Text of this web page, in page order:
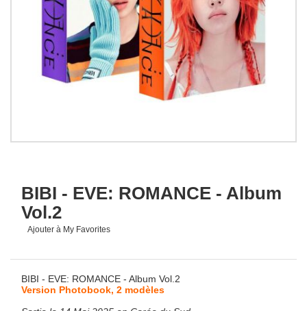
BIBI - EVE: ROMANCE - Album
Vol.2
Ajouter à My Favorites
BIBI - EVE: ROMANCE - Album Vol.2
Version Photobook, 2 modèles